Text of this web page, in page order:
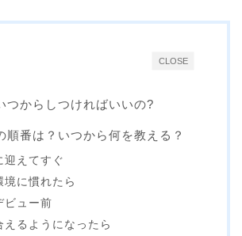
CLOSE
つからしつければいいの?
順番は？いつから何を教える？
迎えてすぐ
境に慣れたら
ビュー前
えるようになったら